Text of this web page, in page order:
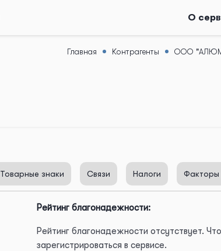
О
Главная Контрагенты ООО
Товарные знаки Связи Налоги Факторы
Рейтинг благонадежности:
Рейтинг благонадежности отсутствует.
зарегистрироваться в сервисе.